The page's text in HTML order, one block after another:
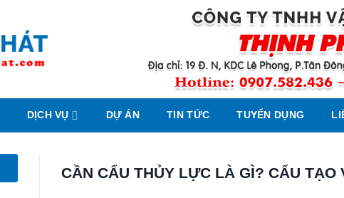
DỊCH VỤ DỰ ÁN TIN TỨC TUYỂN DỤNG
CẦN CẨU THỦY LỰC LÀ GÌ? CẤU TẠO